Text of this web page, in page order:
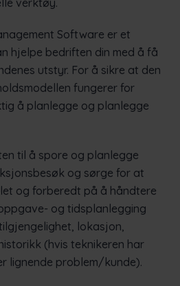
verktøy.
Software er et
hjelpe bedriften din med å få
utstyr. For å sikre at den
fungerer for
å planlegge og planlegge
til å spore og planlegge
og sørge for at
og forberedt på å håndtere
og tidsplanlegging
lokasjon,
(hvis teknikeren har
lignende problem/kunde).